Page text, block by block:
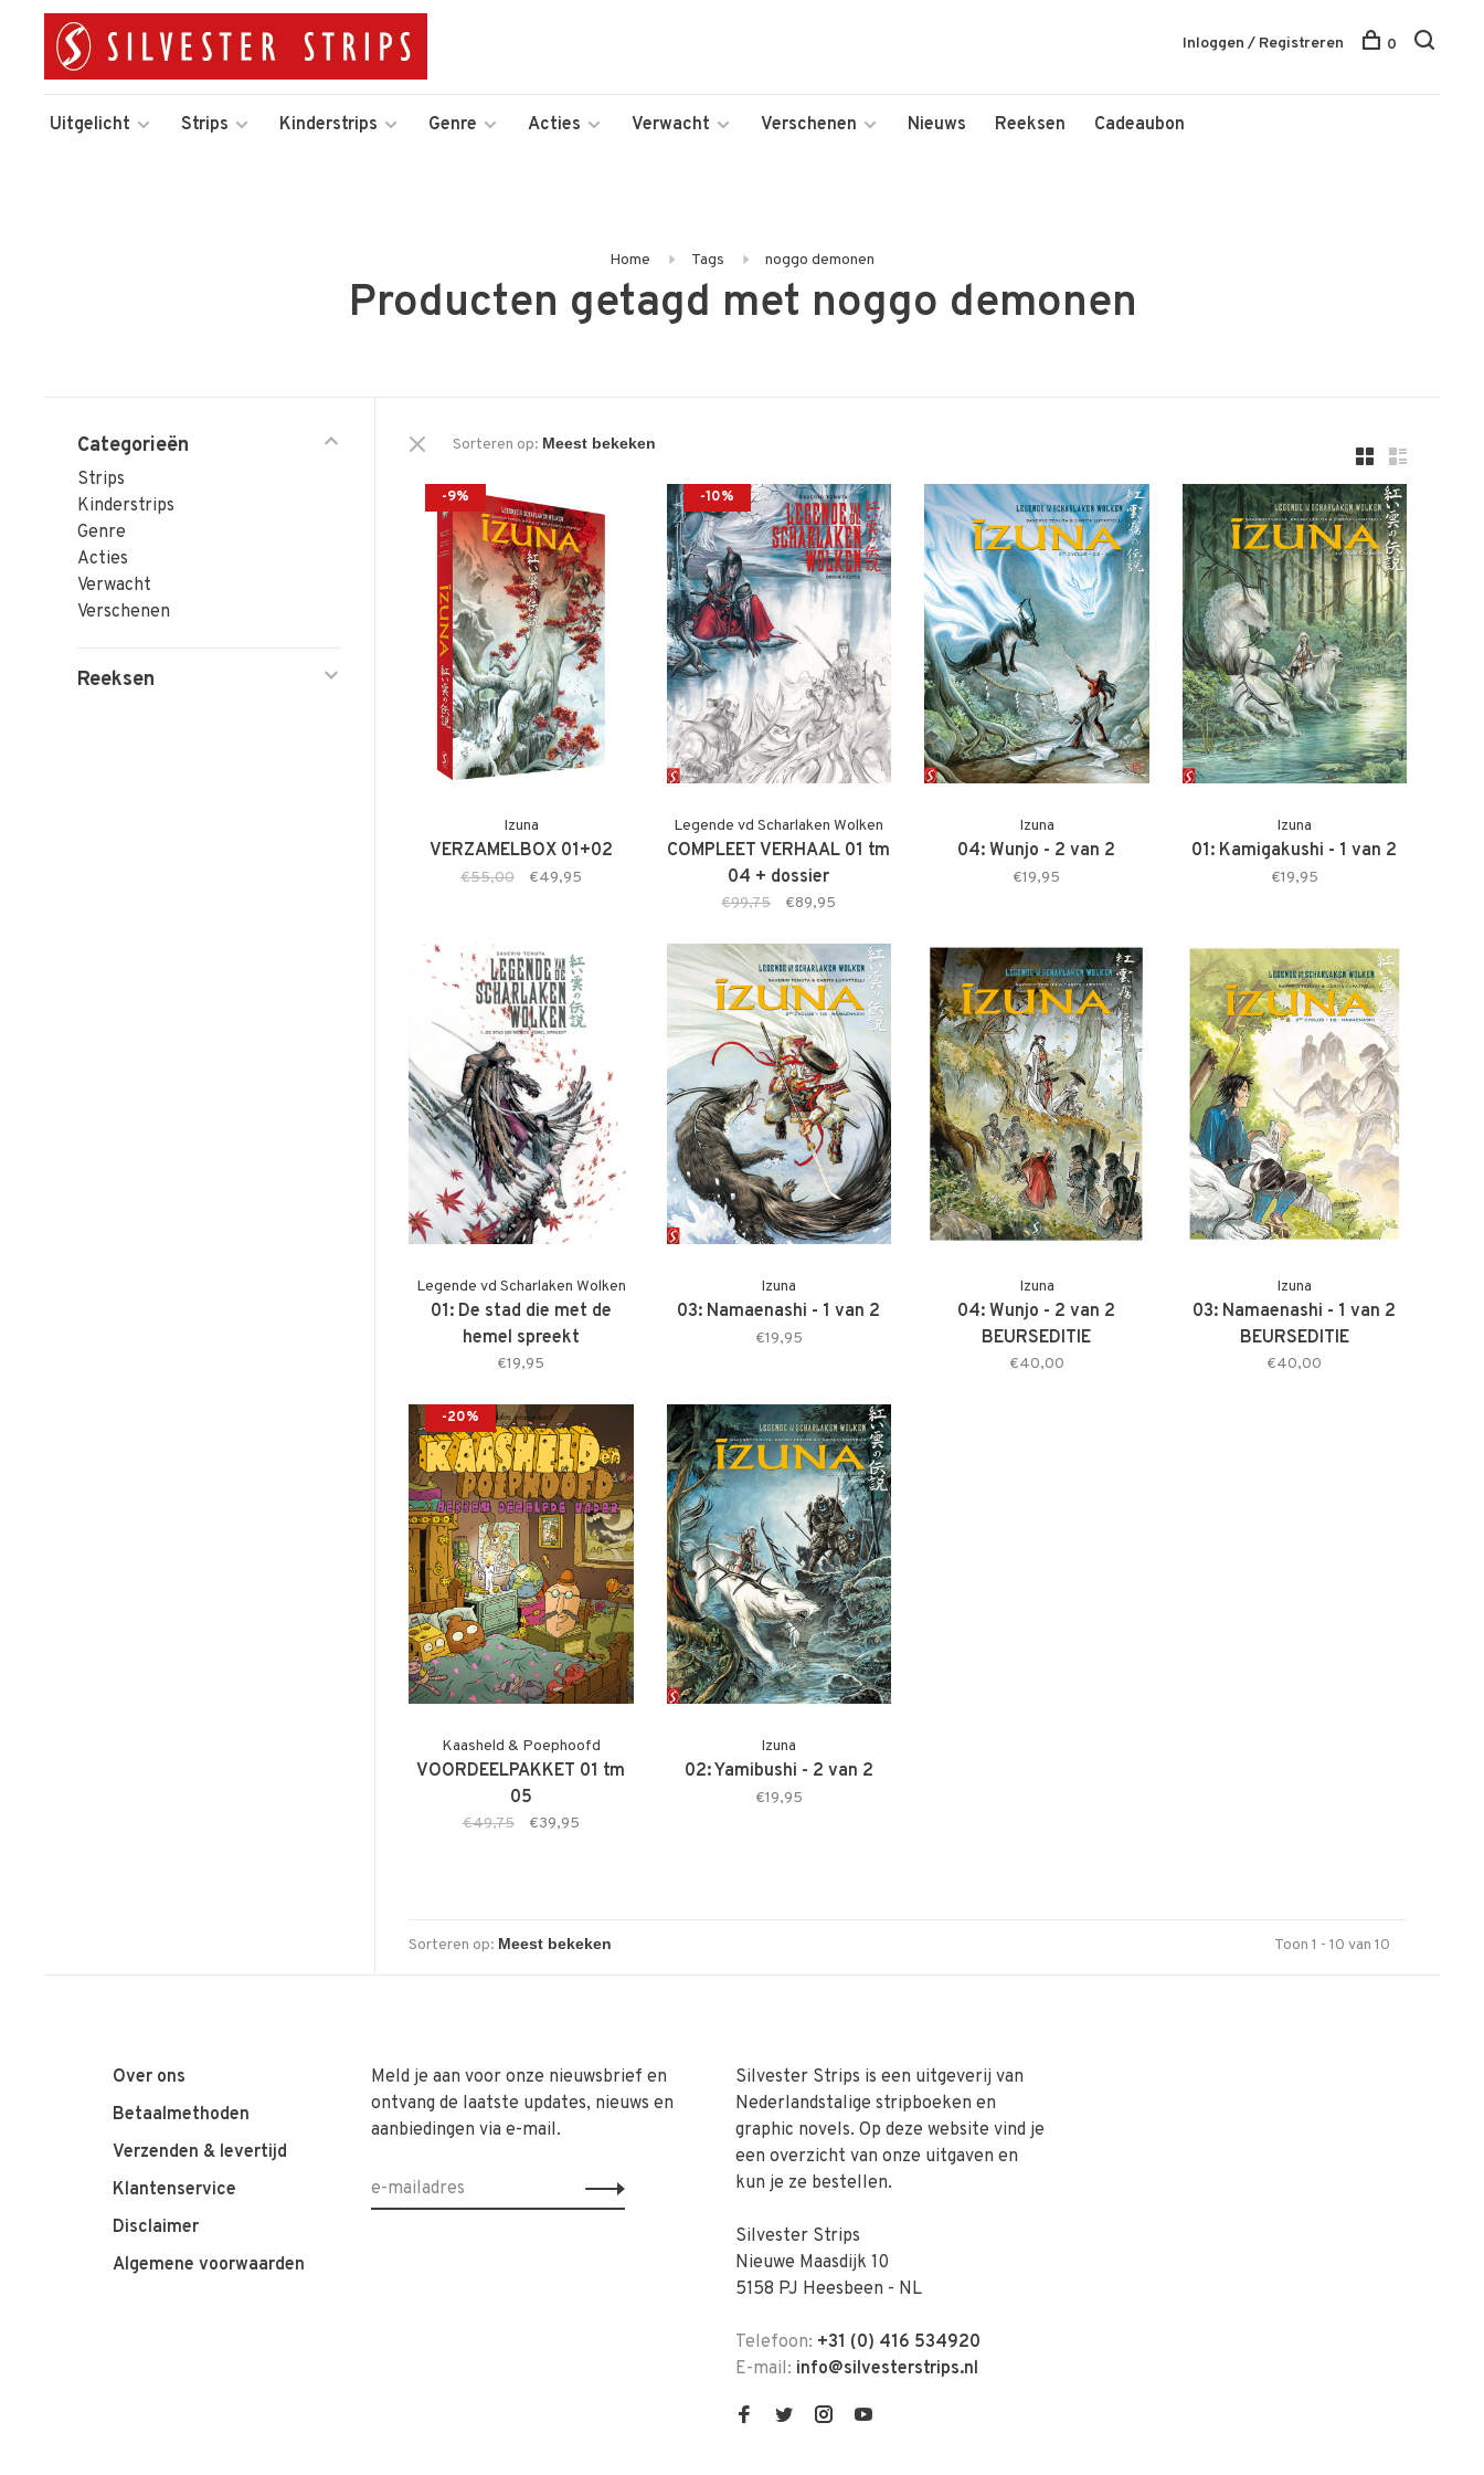
Uitgelicht Strips Kinderstrips Genre Acties Verwacht Verschenen Nieuws Reeksen Cadeaubon
Inloggen / Registreren 0
Home Tags noggo demonen
Producten getagd met noggo demonen
Categorieën
Strips
Kinderstrips
Genre
Acties
Verwacht
Verschenen
Reeksen
Sorteren op:
-9%
Izuna
VERZAMELBOX 01+02
€55,00 €49,95
-10%
Legende vd Scharlaken Wolken
COMPLEET VERHAAL 01 tm
04 + dossier
€99,75 €89,95
Izuna
04: Wunjo - 2 van 2
€19,95
Izuna
01: Kamigakushi - 1 van 2
€19,95
Legende vd Scharlaken Wolken
01: De stad die met de
hemel spreekt
€19,95
Izuna
03: Namaenashi - 1 van 2
€19,95
Izuna
04: Wunjo - 2 van 2
BEURSEDITIE
€40,00
Izuna
03: Namaenashi - 1 van 2
BEURSEDITIE
€40,00
-20%
Kaasheld & Poephoofd
VOORDEELPAKKET 01 tm
05
€49,75 €39,95
Izuna
02: Yamibushi - 2 van 2
€19,95
Sorteren op: Toon 1 - 10 van 10
Over ons
Betaalmethoden
Verzenden & levertijd
Klantenservice
Disclaimer
Algemene voorwaarden
Meld je aan voor onze nieuwsbrief en
ontvang de laatste updates, nieuws en
aanbiedingen via e-mail.
Silvester Strips is een uitgeverij van
Nederlandstalige stripboeken en
graphic novels. Op deze website vind je
een overzicht van onze uitgaven en
kun je ze bestellen.
Silvester Strips
Nieuwe Maasdijk 10
5158 PJ Heesbeen - NL
Telefoon: +31 (0) 416 534920
E-mail: info@silvesterstrips.nl